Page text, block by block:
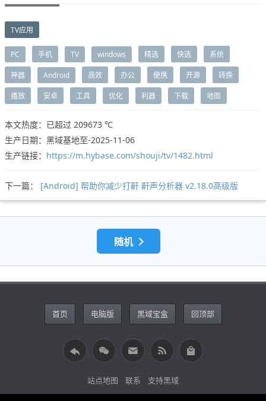
TV应用
PC 手机 TV windows 精选 快选 系统
神器 Android 高效 办公 便携 开源 转换
播放 安卓 工具 优化 利器 下载 地图
本文热度：已超过 209673 ℃
生产日期：黑域基地至-2025-11-06
生产链接： https://m.hybase.com/shouji/tv/1482.html
下一篇： [Android] 帮助你减少打鼾 鼾声分析器 v2.18.0高级版
随机
首页 电脑版 黑域宝盒 回顶部
站点地图 联系 支持黑域